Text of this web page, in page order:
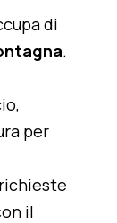
di
.
per
il